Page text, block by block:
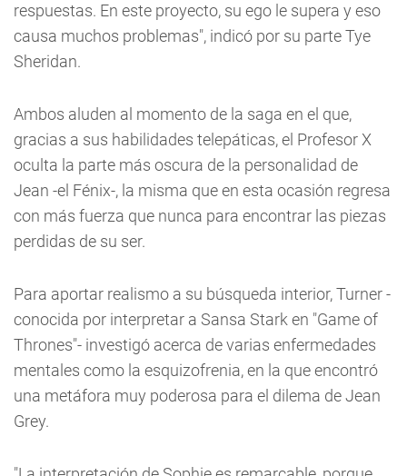
respuestas. En este proyecto, su ego le supera y eso
causa muchos problemas", indicó por su parte Tye
Sheridan.
Ambos aluden al momento de la saga en el que,
gracias a sus habilidades telepáticas, el Profesor X
oculta la parte más oscura de la personalidad de
Jean -el Fénix-, la misma que en esta ocasión regresa
con más fuerza que nunca para encontrar las piezas
perdidas de su ser.
Para aportar realismo a su búsqueda interior, Turner -
conocida por interpretar a Sansa Stark en "Game of
Thrones"- investigó acerca de varias enfermedades
mentales como la esquizofrenia, en la que encontró
una metáfora muy poderosa para el dilema de Jean
Grey.